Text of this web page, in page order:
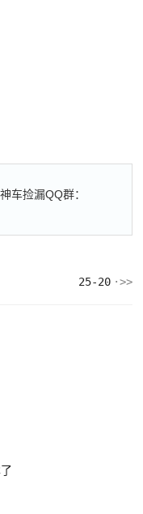
神车捡漏QQ群：
25-20